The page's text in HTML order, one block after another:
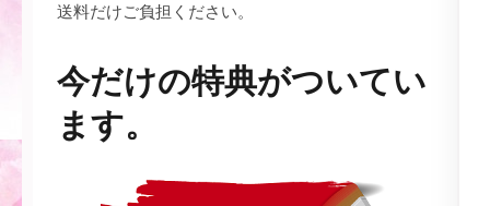
送料だけご負担ください。
今だけの特典がついてい
ます。